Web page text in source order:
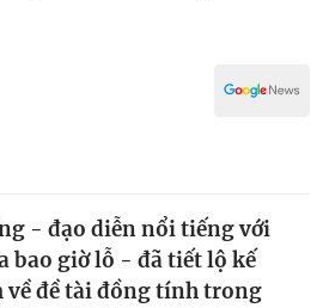
- đạo diễn nổi tiếng với
bao giờ lỗ - đã tiết lộ kế
về đề tài đồng tính trong